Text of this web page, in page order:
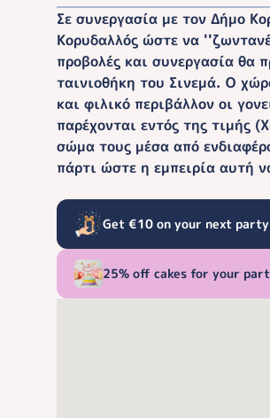
Σε συνεργασία με τον Δήμο
Κορυδαλλός ώστε να
προβολές και συνεργασία θα
ταινιοθήκη του Σινεμά. Ο
και φιλικό περιβάλλον οι
παρέχονται εντός της τιμής
σώμα τους μέσα από
πάρτι ώστε η εμπειρία αυτή
Get €10 on your next
25% off cakes for your